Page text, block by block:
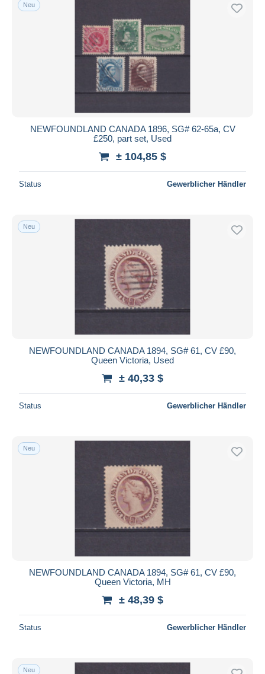
Neu
NEWFOUNDLAND CANADA 1896, SG# 62-65a, CV
£250, part set, Used
± 104,85 $
Status Gewerblicher Händler
Neu
NEWFOUNDLAND CANADA 1894, SG# 61, CV £90,
Queen Victoria, Used
± 40,33 $
Status Gewerblicher Händler
Neu
NEWFOUNDLAND CANADA 1894, SG# 61, CV £90,
Queen Victoria, MH
± 48,39 $
Status Gewerblicher Händler
Neu